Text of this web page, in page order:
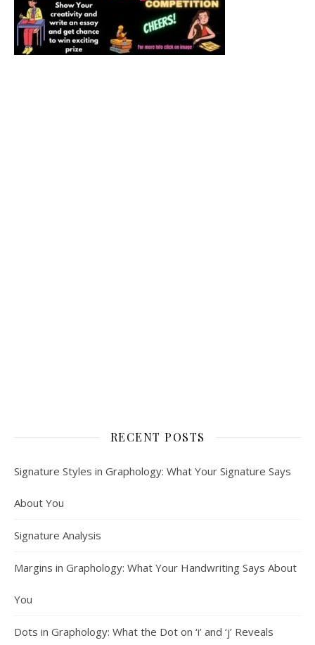
RECENT POSTS
Signature Styles in Graphology: What Your Signature Says
About You
Signature Analysis
Margins in Graphology: What Your Handwriting Says About
You
Dots in Graphology: What the Dot on ‘i’ and ‘j’ Reveals